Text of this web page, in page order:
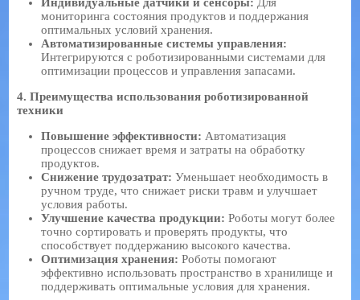
мониторинга состояния продуктов и поддержания
оптимальных условий хранения.
Автоматизированные системы управления:
Интегрируются с роботизированными системами для
оптимизации процессов и управления запасами.
4.Преимущества использования роботизированной
техники
Повышение эффективности: Автоматизация
процессов снижает время и затраты на обработку
продуктов.
Снижение трудозатрат: Уменьшает необходимость в
ручном труде, что снижает риски травм и улучшает
условия работы.
Улучшение качества продукции: Роботы могут более
точно сортировать и проверять продукты, что
способствует поддержанию высокого качества.
Оптимизация хранения: Роботы помогают
эффективно использовать пространство в хранилище и
поддерживать оптимальные условия для хранения.